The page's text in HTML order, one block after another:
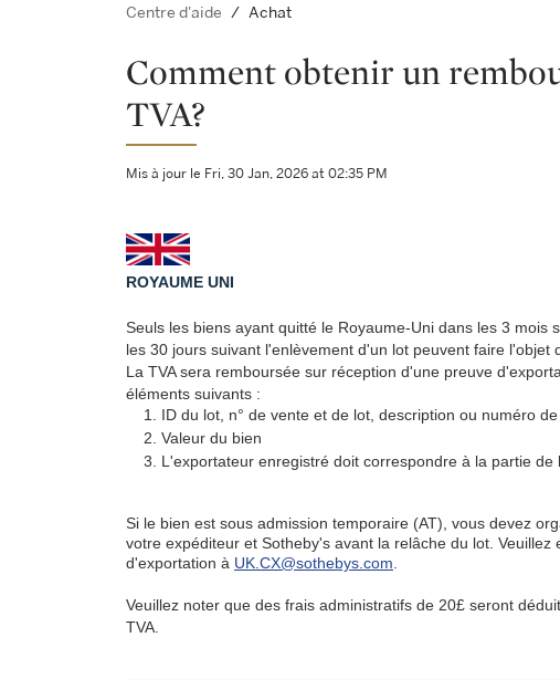
Centre d'aide Achat
Comment obtenir un
TVA?
Mis à jour le Fri, 30 Jan, 2026 at 02:35 PM
ROYAUME UNI
Seuls les biens ayant quitté le Royaume-Uni dans les 3 mois
les 30 jours suivant l'enlèvement d'un lot peuvent faire l'objet
La TVA sera remboursée sur réception d'une preuve
éléments suivants :
ID du lot, n° de vente et de lot, description ou numéro de
Valeur du bien
L'exportateur enregistré doit correspondre à la partie de
Si le bien est sous admission temporaire (AT), vous devez
votre expéditeur et Sotheby's avant la relâche du lot.
d'exportation à UK.CX@sothebys.com
Veuillez noter que des frais administratifs de 20£ seront
TVA.